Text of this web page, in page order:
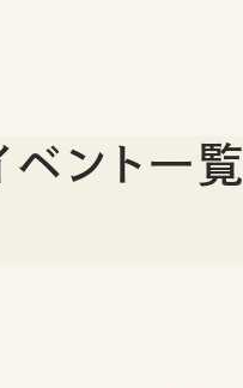
ント一覧